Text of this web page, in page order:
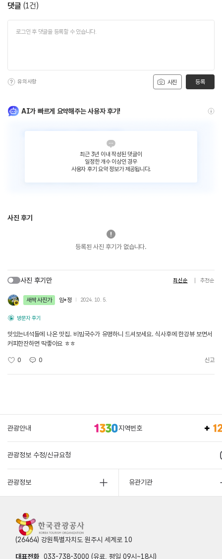
댓글 (1건)
사진
유의사항 등록
AI가 빠르게 요약해주는 사용자 후기!
최근 3년 이내 작성된 댓글이
일정한 개수 이상인 경우
사용자 후기 요약 정보가 제공됩니다.
사진 후기
등록된 사진 후기가 없습니다.
사진 후기만 최신순 추천순
새싹 사진가 임*정 2024. 10. 5.
방문자 후기
맛있는녀석들에 나온 맛집. 비빔국수가 유명하니 드셔보세요. 식사후에 한강뷰 보면서
커피한잔하면 딱좋아요 ㅎㅎ
0 0 신고
관광안내 지역번호
관광정보 수정/신규요청
관광정보 유관기관
(26464) 강원특별자치도 원주시 세계로 10
대표전화 033-738-3000 (유료, 평일 09시~18시)